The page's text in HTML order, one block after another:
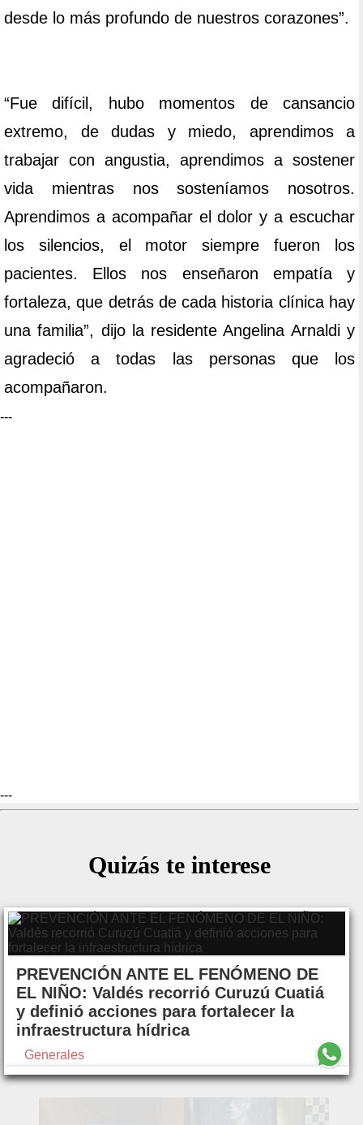
desde lo más profundo de nuestros corazones”.
“Fue difícil, hubo momentos de cansancio
extremo, de dudas y miedo, aprendimos a
trabajar con angustia, aprendimos a sostener
vida mientras nos sosteníamos nosotros.
Aprendimos a acompañar el dolor y a escuchar
los silencios, el motor siempre fueron los
pacientes. Ellos nos enseñaron empatía y
fortaleza, que detrás de cada historia clínica hay
una familia”, dijo la residente Angelina Arnaldi y
agradeció a todas las personas que los
acompañaron.
---
---
Quizás te interese
PREVENCIÓN ANTE EL FENÓMENO DE
EL NIÑO: Valdés recorrió Curuzú Cuatiá
y definió acciones para fortalecer la
infraestructura hídrica
Generales